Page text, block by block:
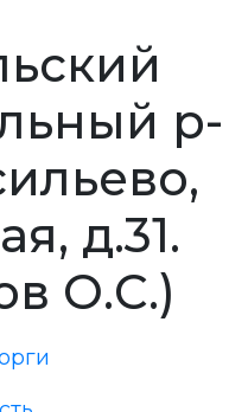
р-
д.31.
О.С.)